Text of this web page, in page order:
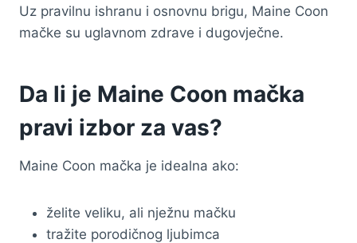
Uz pravilnu ishranu i osnovnu brigu, Maine Coon
mačke su uglavnom zdrave i dugovječne.
Da li je Maine Coon mačka
pravi izbor za vas?
Maine Coon mačka je idealna ako:
želite veliku, ali nježnu mačku
tražite porodičnog ljubimca